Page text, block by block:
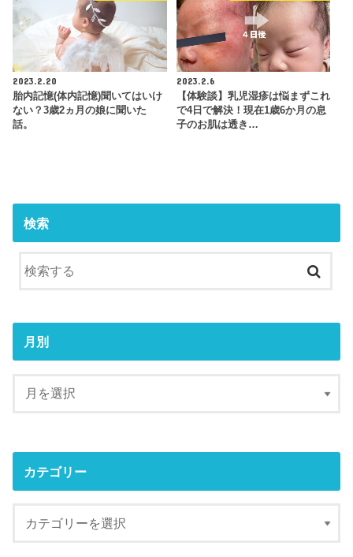
2023.2.20
胎内記憶(体内記憶)聞いてはいけ
ない？3歳2ヵ月の娘に聞いた
話。
2023.2.6
【体験談】乳児湿疹は悩まずこれ
で4日で解決！現在1歳6か月の息
子のお肌は透き…
検索
月別
カテゴリー